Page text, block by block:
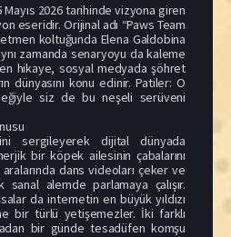
Mayıs 2026 tarihinde vizyona giren
eseridir. Orijinal adı “Paws Team
koltuğunda Elena Galdobina
zamanda senaryoyu da kaleme
hikaye, sosyal medyada şöhret
dünyasını konu edinir. Patiler: O
siz de bu neşeli serüveni
sergileyerek dijital dünyada
bir köpek ailesinin çabalarını
dans videoları çeker ve
alemde parlamaya çalışır.
da internetin en büyük yıldızı
bir türlü yetişemezler. İki farklı
bir günde tesadüfen komşu